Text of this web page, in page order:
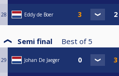
28 Eddy de Boer
Semi final Best of 5
29 Johan De Jaeger